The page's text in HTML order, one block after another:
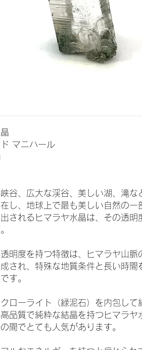
マニハール
谷、広大な渓谷、美しい湖、滝な
し、地球上で最も美しい自然の一
されるヒマラヤ水晶は、その透明
明度を持つ特徴は、ヒマラヤ山脈
され、特殊な地質条件と長い時間
です。
ローライト（緑泥石）を内包して
品質で純粋な結晶を持つヒマラヤ
間でとても人気があります。